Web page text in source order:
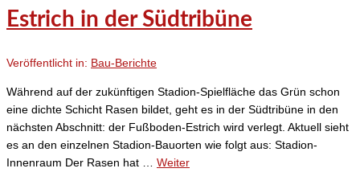
Estrich in der Südtribüne
Veröffentlicht in: Bau-Berichte
Während auf der zukünftigen Stadion-Spielfläche das Grün schon
eine dichte Schicht Rasen bildet, geht es in der Südtribüne in den
nächsten Abschnitt: der Fußboden-Estrich wird verlegt. Aktuell sieht
es an den einzelnen Stadion-Bauorten wie folgt aus: Stadion-
Innenraum Der Rasen hat … Weiter